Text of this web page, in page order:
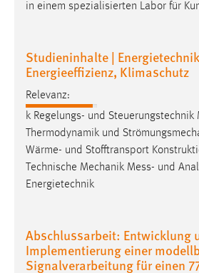
in einem spezialisierten Labor für
Studieninhalte |
Energieeffizienz, Klimaschutz
Relevanz:
k Regelungs- und Steuerungstechnik
Thermodynamik und
Wärme- und Stofftransport
Technische Mechanik Mess- und
Energietechnik
Abschlussarbeit: Entwicklung
Implementierung einer
Signalverarbeitung für einen
MARKETING
Marketing Cookies werden von
verwendet, um personalisierte
Sie tun dies, indem sie Besucher
hinweg verfolgen.
Google Ads
Name:
Anbieter:
Google Ireland Limited